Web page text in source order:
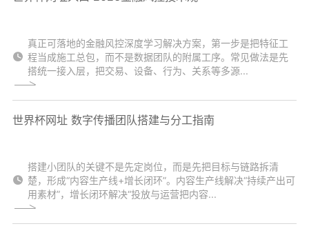
真正可落地的金融风控深度学习解决方案，第一步是把特征工
程当成施工总包，而不是数据团队的附属工序。常见做法是先
搭统一接入层，把交易、设备、行为、关系等多源...
世界杯网址 数字传播团队搭建与分工指南
搭建小团队的关键不是先定岗位，而是先把目标与链路拆清
楚，形成“内容生产线+增长闭环”。内容生产线解决“持续产出可
用素材”，增长闭环解决“投放与运营把内容...